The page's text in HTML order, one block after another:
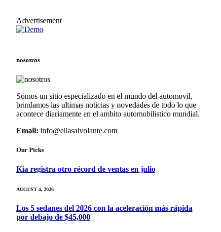
Advertisement
nosotros
Somos un sitio especializado en el mundo del automovil,
brindamos las ultimas noticias y novedades de todo lo que
acontece diariamente en el ambito automobilistico mundial.
Email: info@ellasalvolante.com
Our Picks
Kia registra otro récord de ventas en julio
AUGUST 4, 2026
Los 5 sedanes del 2026 con la aceleración más rápida
por debajo de $45,000